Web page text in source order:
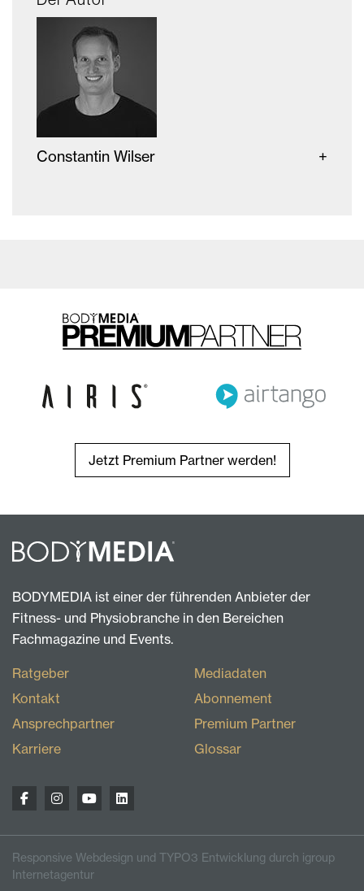
Constantin Wilser
Jetzt Premium Partner werden!
BODYMEDIA ist einer der führenden Anbieter der
Fitness- und Physiobranche in den Bereichen
Fachmagazine und Events.
Ratgeber
Kontakt
Ansprechpartner
Karriere
Mediadaten
Abonnement
Premium Partner
Glossar
Responsive Webdesign und TYPO3 Entwicklung durch igroup
Internetagentur